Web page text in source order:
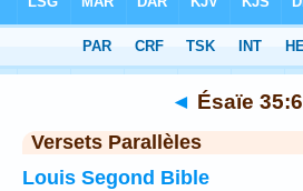
Chapitre 35> Verset 6
◄ Ésaïe 35:6
Versets Parallèles
Louis Segond Bible